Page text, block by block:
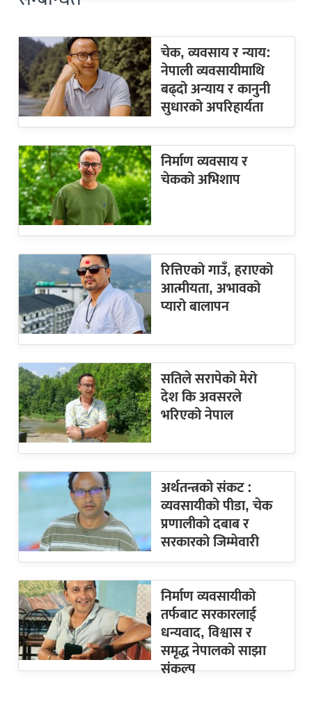
चेक, व्यवसाय र न्याय:
नेपाली व्यवसायीमाथि
बढ्दो अन्याय र कानुनी
सुधारको अपरिहार्यता
निर्माण व्यवसाय र
चेकको अभिशाप
रित्तिएको गाउँ, हराएको
आत्मीयता, अभावको
प्यारो बालापन
सतिले सरापेको मेरो
देश कि अवसरले
भरिएको नेपाल
अर्थतन्त्रको संकट :
व्यवसायीको पीडा, चेक
प्रणालीको दबाब र
सरकारको जिम्मेवारी
निर्माण व्यवसायीको
तर्फबाट सरकारलाई
धन्यवाद, विश्वास र
समृद्ध नेपालको साझा
संकल्प